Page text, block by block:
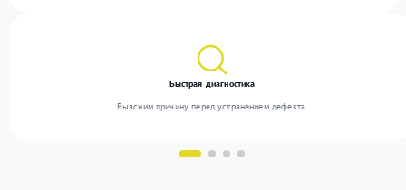
Быстрая диагностика
Выясним причину перед устранением дефекта.